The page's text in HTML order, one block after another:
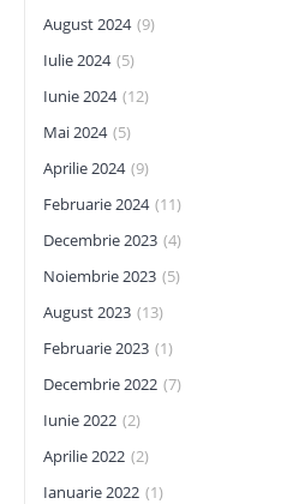
August 2024 (9)
Iulie 2024 (5)
Iunie 2024 (12)
Mai 2024 (5)
Aprilie 2024 (9)
Februarie 2024 (11)
Decembrie 2023 (4)
Noiembrie 2023 (5)
August 2023 (13)
Februarie 2023 (1)
Decembrie 2022 (7)
Iunie 2022 (2)
Aprilie 2022 (2)
Ianuarie 2022 (1)